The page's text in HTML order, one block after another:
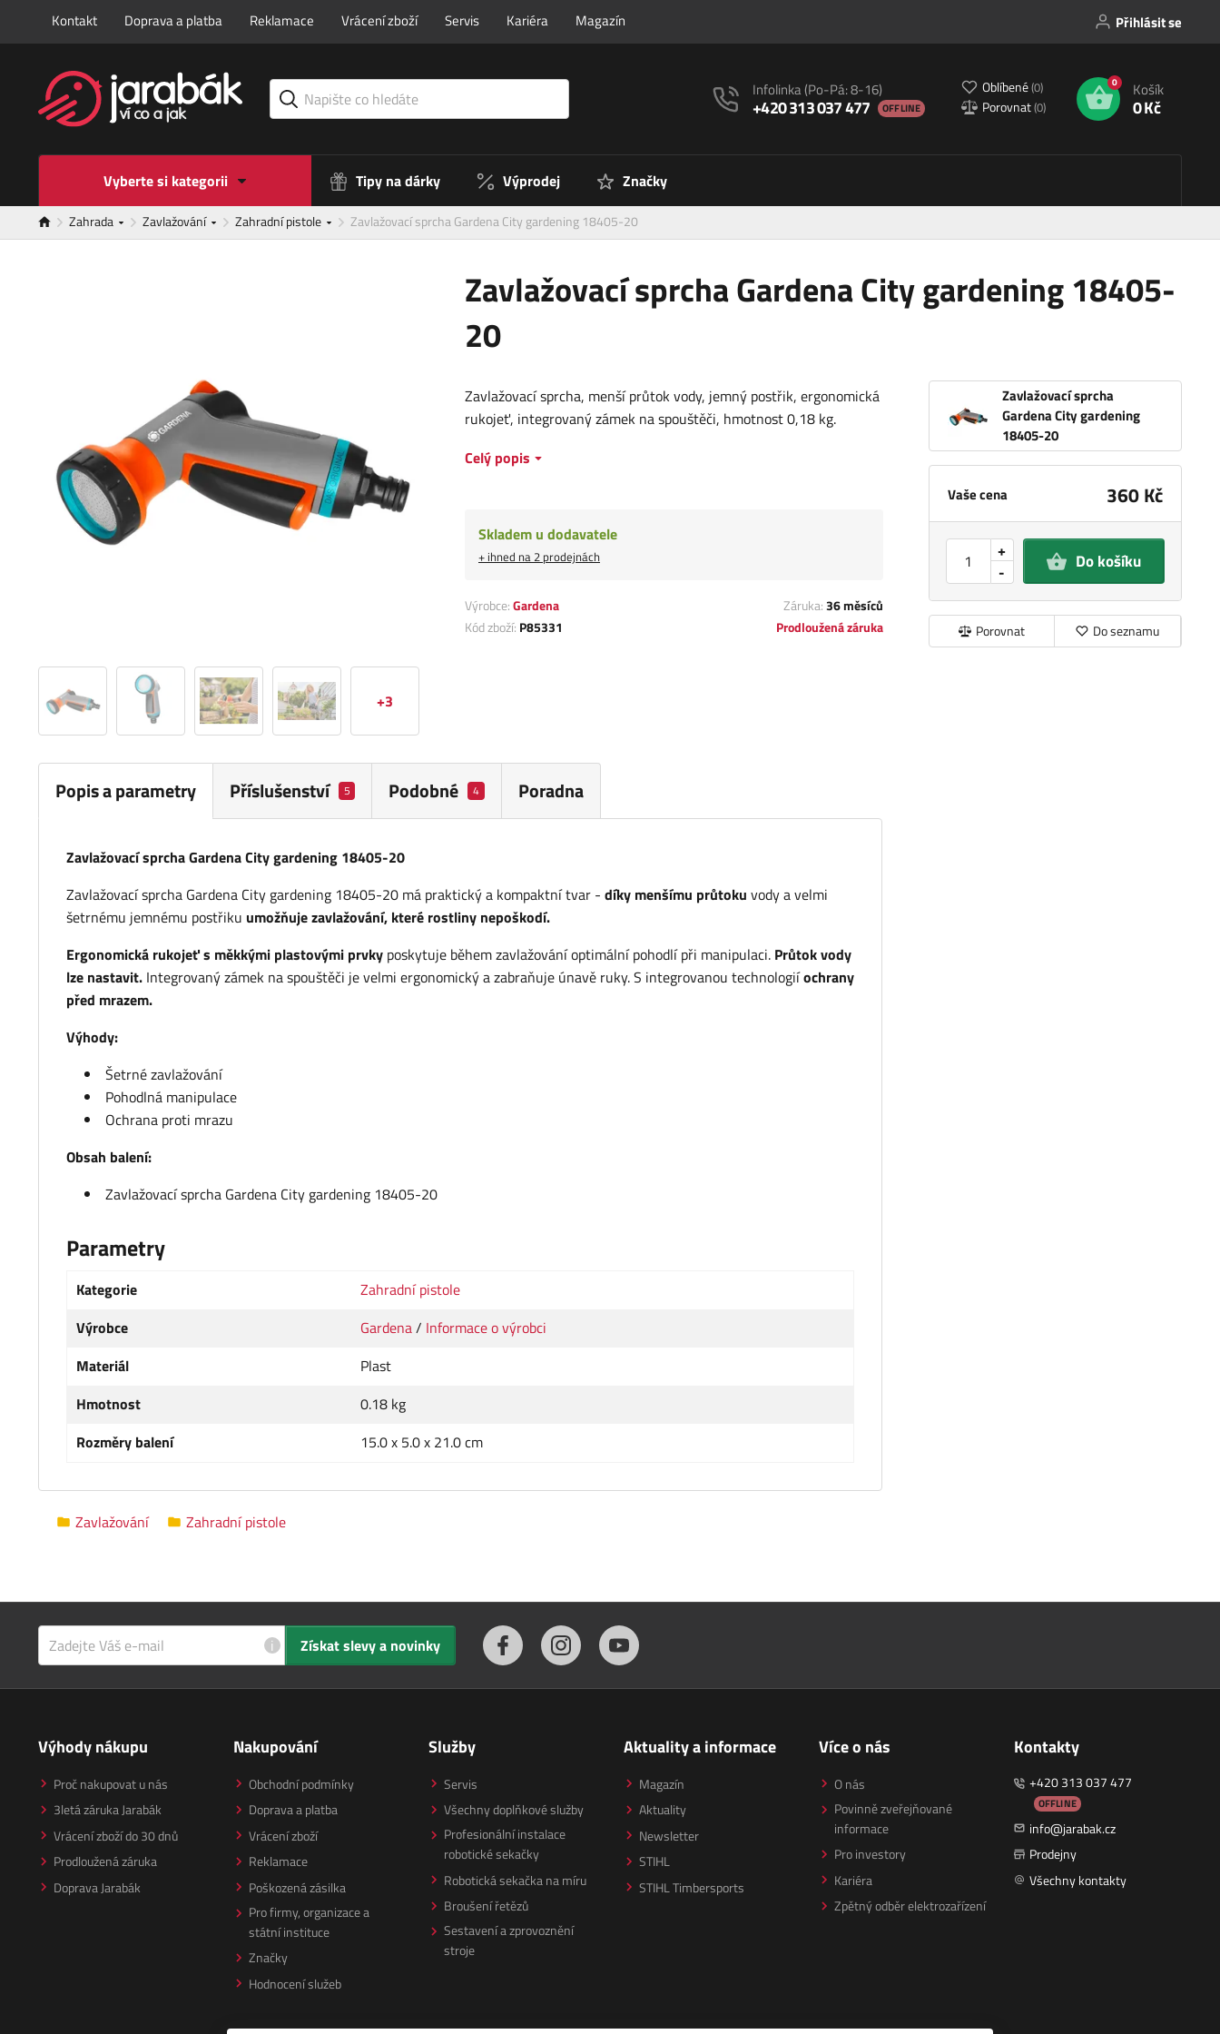
Kontakt Doprava a platba Reklamace Vrácení zboží Servis Kariéra Magazín Přihlásit se
Infolinka(Po-Pá: 8-16)
+420 313 037 477 OFFLINE
Oblíbené(0)
Porovnat(0)
0 Košík
0 Kč
Vyberte si kategorii Tipy na dárky Výprodej Značky
Zahrada Zavlažování Zahradní pistole Zavlažovací sprcha Gardena City gardening 18405-20
Zavlažovací sprcha Gardena City gardening 18405-
20
+3
Zavlažovací sprcha
Gardena City gardening
18405-20
Vaše cena 360 Kč
-
+ Do košíku
Porovnat Do seznamu
Zavlažovací sprcha, menší průtok vody, jemný postřik, ergonomická
rukojeť, integrovaný zámek na spouštěči, hmotnost 0,18 kg.
Celý popis
Skladem u dodavatele
+ ihned na 2 prodejnách
Výrobce:Gardena Záruka:36 měsíců
Kód zboží: P85331 Prodloužená záruka
Popis a parametry Příslušenství 5 Podobné 4 Poradna
Zavlažovací sprcha Gardena City gardening 18405-20
Zavlažovací sprcha Gardena City gardening 18405-20 má praktický a kompaktní tvar - díky menšímu průtoku vody a velmi
šetrnému jemnému postřiku umožňuje zavlažování, které rostliny nepoškodí.
Ergonomická rukojeť s měkkými plastovými prvky poskytuje během zavlažování optimální pohodlí při manipulaci. Průtok vody
lze nastavit. Integrovaný zámek na spouštěči je velmi ergonomický a zabraňuje únavě ruky. S integrovanou technologiíochrany
před mrazem.
Výhody:
Šetrné zavlažování
Pohodlná manipulace
Ochrana proti mrazu
Obsah balení:
Zavlažovací sprcha Gardena City gardening 18405-20
Parametry
Kategorie
Zahradní pistole
Výrobce
Gardena/ Informace o výrobci
Materiál
Plast
Hmotnost
0.18 kg
Rozměry balení
15.0 x 5.0 x 21.0 cm
Zavlažování Zahradní pistole
i Získat slevy a novinky
Výhody nákupu
Proč nakupovat u nás
3letá záruka Jarabák
Vrácení zboží do 30 dnů
Prodloužená záruka
Doprava Jarabák
Nakupování
Obchodní podmínky
Doprava a platba
Vrácení zboží
Reklamace
Poškozená zásilka
Pro firmy, organizace a
státní instituce
Značky
Hodnocení služeb
Služby
Servis
Všechny doplňkové služby
Profesionální instalace
robotické sekačky
Robotická sekačka na míru
Broušení řetězů
Sestavení a zprovoznění
stroje
Aktuality a informace
Magazín
Aktuality
Newsletter
STIHL
STIHL Timbersports
Více o nás
O nás
Povinně zveřejňované
informace
Pro investory
Kariéra
Zpětný odběr elektrozařízení
Kontakty
+420 313 037 477
OFFLINE
info@jarabak.cz
Prodejny
Všechny kontakty